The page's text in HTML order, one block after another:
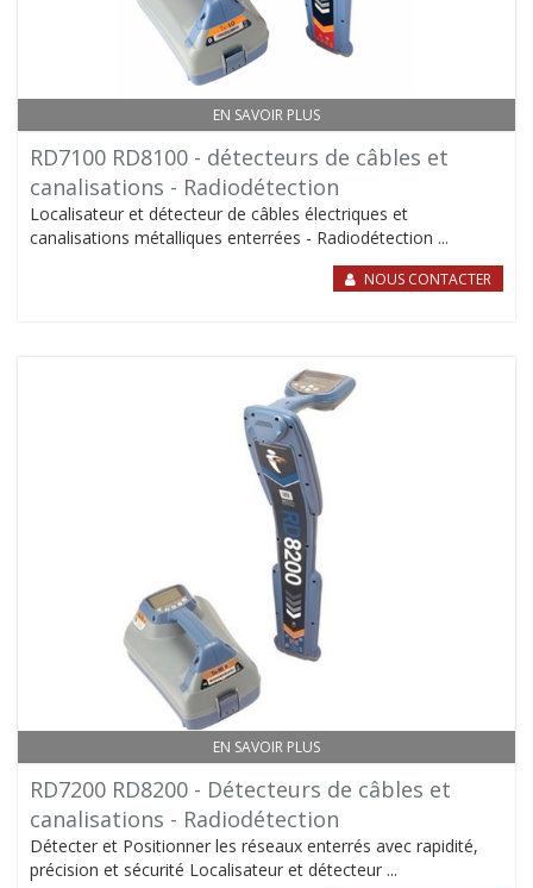
EN SAVOIR PLUS
RD7100 RD8100 - détecteurs de câbles et
canalisations - Radiodétection
Localisateur et détecteur de câbles électriques et
canalisations métalliques enterrées - Radiodétection ...
NOUS CONTACTER
EN SAVOIR PLUS
RD7200 RD8200 - Détecteurs de câbles et
canalisations - Radiodétection
Détecter et Positionner les réseaux enterrés avec rapidité,
précision et sécurité Localisateur et détecteur ...